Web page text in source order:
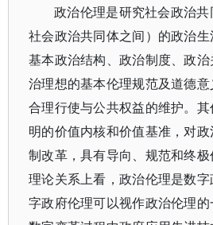
政治伦理是研究社会政治
社会政治共同体之间）的政治
基本政治结构、政治制度、政
治理想的基本伦理规范及道德
合理行使与公共权益的维护。
明的价值内核和价值基准，对
制改革，具有导向、规范和终
理论关系上看，政治伦理是数
字政府伦理可以视作政治伦理